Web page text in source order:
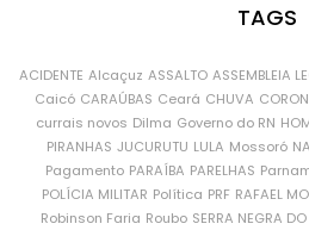
TAGS
ACIDENTE Alcaçuz ASSALTO ASSEMBLEIA
Caicó CARAÚBAS Ceará CHUVA
currais novos Dilma Governo do RN
PIRANHAS JUCURUTU LULA Mossoró
Pagamento PARAÍBA PARELHAS
POLÍCIA MILITAR Política PRF RAFAEL
Robinson Faria Roubo SERRA NEGRA